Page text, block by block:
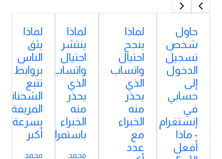
حاول
شخص
تسجيل
الدخول
إلى
حسابي
في
إنستغرام
- ماذا
أفعل
لماذا
ينجح
احتيال
واتساب
الذي
يحذر
منه
الخبراء
مع
عدد
لماذا
ينتشر
احتيال
واتساب
الذي
يحذر
منه
الخبراء
باستمرار؟
محمد
لماذا
يثق
الناس
بروابط
تتبع
الشحنات
المزيفة
بسرعة
أكبر
محمد